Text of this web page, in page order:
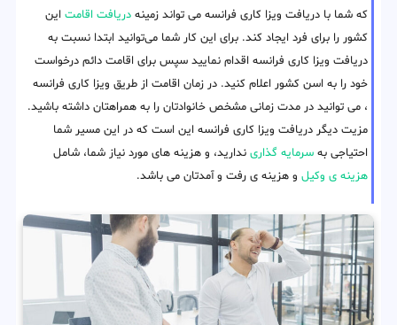
که شما با دریافت ویزا کاری فرانسه می تواند زمینه دریافت اقامت این
کشور را برای فرد ایجاد کند. برای این کار شما می‌توانید ابتدا نسبت به
دریافت ویزا کاری فرانسه اقدام نمایید سپس برای اقامت دائم درخواست
خود را به اسن کشور اعلام کنید. در زمان اقامت از طریق ویزا کاری فرانسه
، می توانید در مدت زمانی مشخص خانوادتان را به همراهتان داشته باشید.
مزیت دیگر دریافت ویزا کاری فرانسه این است که در این مسیر شما
احتیاجی به سرمایه گذاری ندارید، و هزینه های مورد نیاز شما، شامل
هزینه ی وکیل و هزینه ی رفت و آمدتان می باشد.